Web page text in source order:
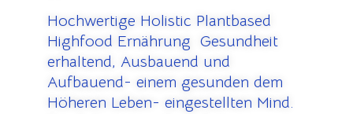
Hochwertige Holistic Plantbased
Highfood Ernährung Gesundheit
erhaltend, Ausbauend und
Aufbauend- einem gesunden dem
Höheren Leben- eingestellten Mind.